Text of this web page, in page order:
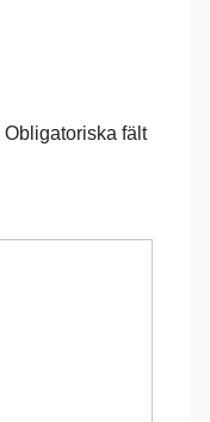
Obligatoriska fält